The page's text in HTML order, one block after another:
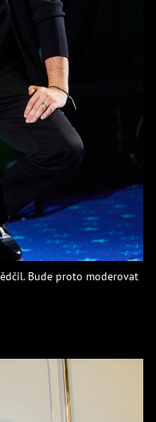
Bude proto moderovat